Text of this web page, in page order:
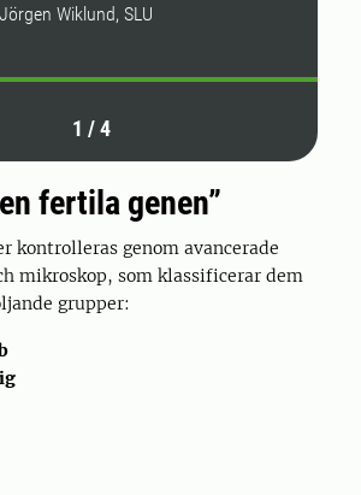
Wiklund, SLU
1 /4
fertila genen”
kontrolleras genom avancerade
mikroskop, som klassificerar dem
grupper: